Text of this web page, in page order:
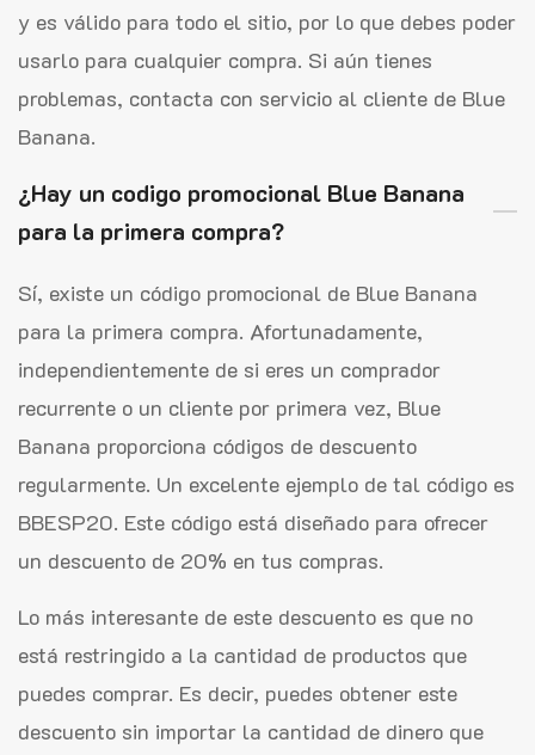
y es válido para todo el sitio, por lo que debes poder
usarlo para cualquier compra. Si aún tienes
problemas, contacta con servicio al cliente de Blue
Banana.
¿Hay un codigo promocional Blue Banana
para la primera compra?
Sí, existe un código promocional de Blue Banana
para la primera compra. Afortunadamente,
independientemente de si eres un comprador
recurrente o un cliente por primera vez, Blue
Banana proporciona códigos de descuento
regularmente. Un excelente ejemplo de tal código es
BBESP20. Este código está diseñado para ofrecer
un descuento de 20% en tus compras.
Lo más interesante de este descuento es que no
está restringido a la cantidad de productos que
puedes comprar. Es decir, puedes obtener este
descuento sin importar la cantidad de dinero que